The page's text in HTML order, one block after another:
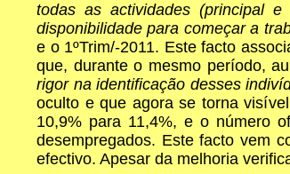
todas as actividades (principal
disponibilidade para começar a
e o 1ºTrim/-2011. Este facto
que, durante o mesmo período,
rigor na identificação desses
oculto e que agora se torna
10,9% para 11,4%, e o número
desempregados. Este facto vem
efectivo. Apesar da melhoria